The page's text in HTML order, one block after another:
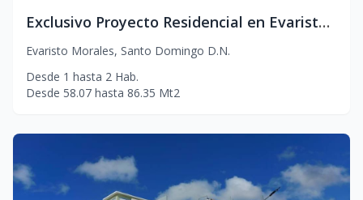
Exclusivo Proyecto Residencial en Evaristo Morales con Amenidades Premium
Evaristo Morales, Santo Domingo D.N.
Desde 1 hasta 2 Hab.
Desde 58.07 hasta 86.35 Mt2